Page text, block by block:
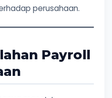
perusahaan.
Payroll